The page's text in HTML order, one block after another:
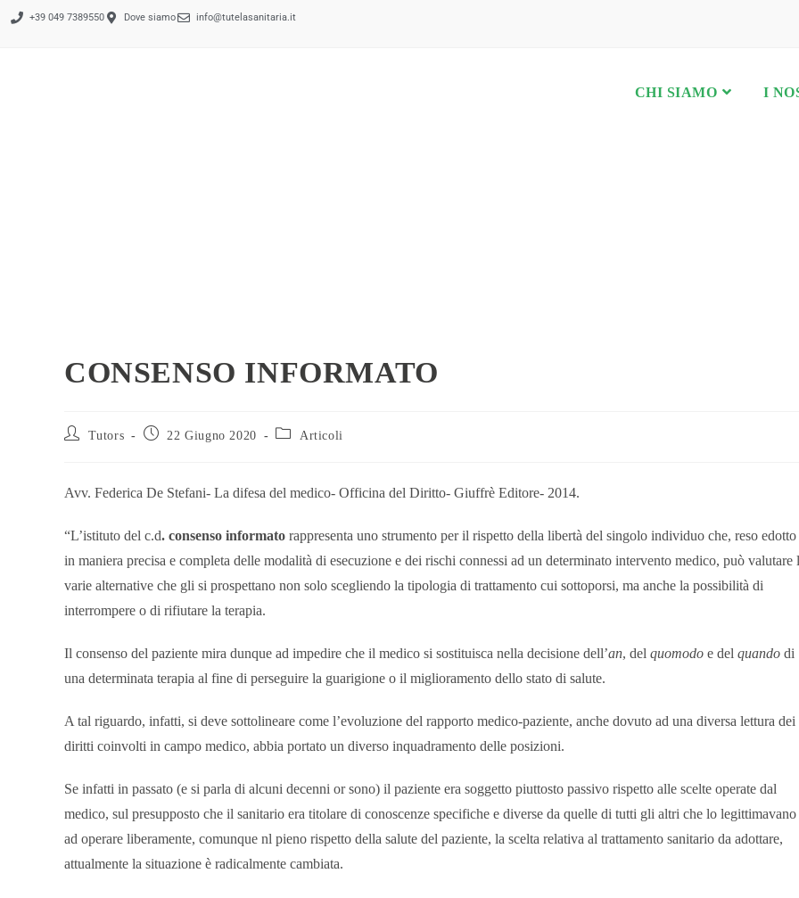
+39 049 7389550 Dove siamo info@tutelasanitaria.it
CHI SIAMO I
CONSENSO INFORMATO
Tutors 22 Giugno 2020 Articoli
Avv. Federica De Stefani- La difesa del medico- Officina del Diritto- Giuffrè Editore- 2014.
“L’istituto del c.d. consenso informato rappresenta uno strumento per il rispetto della libertà del singolo individuo che, reso edotto
in maniera precisa e completa delle modalità di esecuzione e dei rischi connessi ad un determinato intervento medico, può valutare
varie alternative che gli si prospettano non solo scegliendo la tipologia di trattamento cui sottoporsi, ma anche la possibilità di
interrompere o di rifiutare la terapia.
Il consenso del paziente mira dunque ad impedire che il medico si sostituisca nella decisione dell’an, del quomodo e del quando di
una determinata terapia al fine di perseguire la guarigione o il miglioramento dello stato di salute.
A tal riguardo, infatti, si deve sottolineare come l’evoluzione del rapporto medico-paziente, anche dovuto ad una diversa lettura dei
diritti coinvolti in campo medico, abbia portato un diverso inquadramento delle posizioni.
Se infatti in passato (e si parla di alcuni decenni or sono) il paziente era soggetto piuttosto passivo rispetto alle scelte operate dal
medico, sul presupposto che il sanitario era titolare di conoscenze specifiche e diverse da quelle di tutti gli altri che lo legittimavano
ad operare liberamente, comunque nl pieno rispetto della salute del paziente, la scelta relativa al trattamento sanitario da adottare,
attualmente la situazione è radicalmente cambiata.